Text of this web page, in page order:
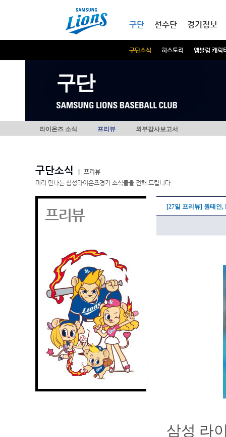
구단
구단소식 히스토리 엠블럼 캐릭
선수단 경기정보
구단
라이온즈 소식 프리뷰 외부감사보고서
구단소식
프리뷰
미리 만나는 삼성라이온즈경기 소식들을 전해 드립니다.
프리뷰 [27일 프리뷰] 원태인
삼성 라